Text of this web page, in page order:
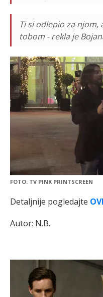
Ti si odlepio za njom,
tobom - rekla je
FOTO: TV PINK PRINTSCREEN
Detaljnije pogledajte
Autor: N.B.